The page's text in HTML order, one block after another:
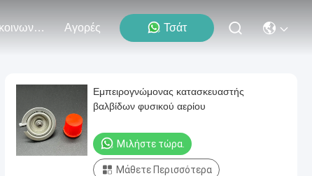
Επικοινωνήστε Μαζί Μας Αγορές Τσάτ
Εμπειρογνώμονας κατασκευαστής
βαλβίδων φυσικού αερίου
Μιλήστε τώρα.
Μάθετε Περισσότερα